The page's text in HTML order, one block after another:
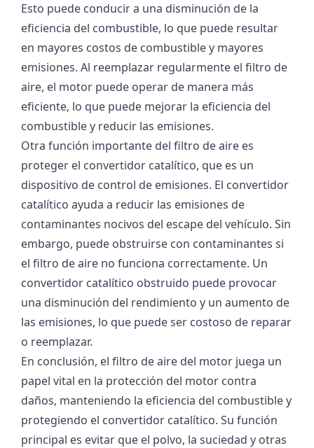
Esto puede conducir a una disminución de la
eficiencia del combustible, lo que puede resultar
en mayores costos de combustible y mayores
emisiones. Al reemplazar regularmente el filtro de
aire, el motor puede operar de manera más
eficiente, lo que puede mejorar la eficiencia del
combustible y reducir las emisiones.
Otra función importante del filtro de aire es
proteger el convertidor catalítico, que es un
dispositivo de control de emisiones. El convertidor
catalítico ayuda a reducir las emisiones de
contaminantes nocivos del escape del vehículo. Sin
embargo, puede obstruirse con contaminantes si
el filtro de aire no funciona correctamente. Un
convertidor catalítico obstruido puede provocar
una disminución del rendimiento y un aumento de
las emisiones, lo que puede ser costoso de reparar
o reemplazar.
En conclusión, el filtro de aire del motor juega un
papel vital en la protección del motor contra
daños, manteniendo la eficiencia del combustible y
protegiendo el convertidor catalítico. Su función
principal es evitar que el polvo, la suciedad y otras